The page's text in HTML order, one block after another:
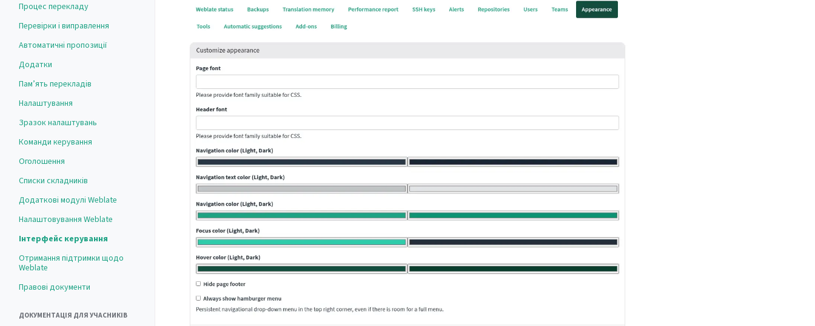
Процес перекладу
Перевірки і виправлення
Автоматичні пропозиції
Додатки
Пам’ять перекладів
Налаштування
Зразок налаштувань
Команди керування
Оголошення
Списки складників
Додаткові модулі Weblate
Налаштовування Weblate
Інтерфейс керування
Отримання підтримки щодо
Weblate
Правові документи
ДОКУМЕНТАЦІЯ ДЛЯ УЧАСНИКІВ